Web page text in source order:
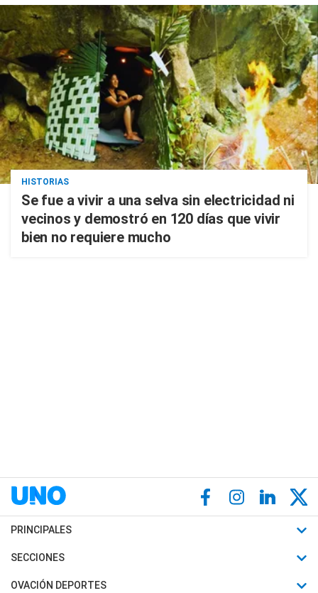
HISTORIAS
Se fue a vivir a una selva sin electricidad ni
vecinos y demostró en 120 días que vivir
bien no requiere mucho
PRINCIPALES
Últimas Noticias
Política
SECCIONES
Horóscopo
OVACIÓN DEPORTES